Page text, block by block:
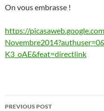
On vous embrasse !
https://
K3_oAE&feat=directlink
Post
PREVIOUS POST